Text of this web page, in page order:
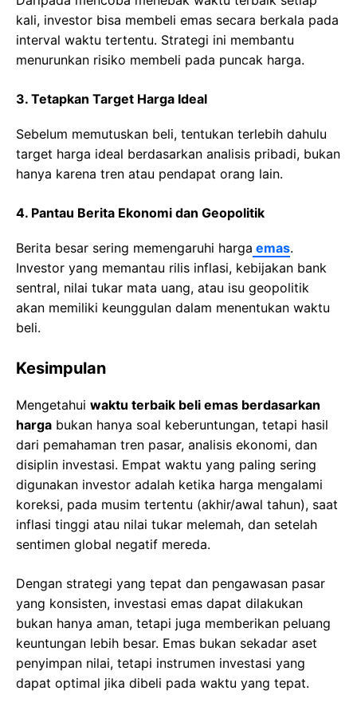
kali, investor bisa membeli emas secara berkala pada
interval waktu tertentu. Strategi ini membantu
menurunkan risiko membeli pada puncak harga.
3. Tetapkan Target Harga Ideal
Sebelum memutuskan beli, tentukan terlebih dahulu
target harga ideal berdasarkan analisis pribadi, bukan
hanya karena tren atau pendapat orang lain.
4. Pantau Berita Ekonomi dan Geopolitik
Berita besar sering memengaruhi harga emas.
Investor yang memantau rilis inflasi, kebijakan bank
sentral, nilai tukar mata uang, atau isu geopolitik
akan memiliki keunggulan dalam menentukan waktu
beli.
Kesimpulan
Mengetahui waktu terbaik beli emas berdasarkan
harga bukan hanya soal keberuntungan, tetapi hasil
dari pemahaman tren pasar, analisis ekonomi, dan
disiplin investasi. Empat waktu yang paling sering
digunakan investor adalah ketika harga mengalami
koreksi, pada musim tertentu (akhir/awal tahun), saat
inflasi tinggi atau nilai tukar melemah, dan setelah
sentimen global negatif mereda.
Dengan strategi yang tepat dan pengawasan pasar
yang konsisten, investasi emas dapat dilakukan
bukan hanya aman, tetapi juga memberikan peluang
keuntungan lebih besar. Emas bukan sekadar aset
penyimpan nilai, tetapi instrumen investasi yang
dapat optimal jika dibeli pada waktu yang tepat.